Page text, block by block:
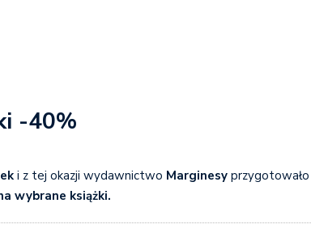
-40%
i z tej okazji wydawnictwo Marginesyprzygotowało
wybrane książki.